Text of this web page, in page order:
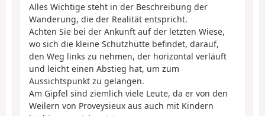
Alles Wichtige steht in der Beschreibung der
Wanderung, die der Realität entspricht.
Achten Sie bei der Ankunft auf der letzten Wiese,
wo sich die kleine Schutzhütte befindet, darauf,
den Weg links zu nehmen, der horizontal verläuft
und leicht einen Abstieg hat, um zum
Aussichtspunkt zu gelangen.
Am Gipfel sind ziemlich viele Leute, da er von den
Weilern von Proveysieux aus auch mit Kindern